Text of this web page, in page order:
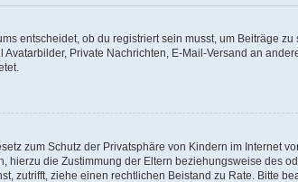
entscheidet, ob du registriert sein musst, um Beiträge
Private Nachrichten, E-Mail-Versand an
zum Schutz der Privatsphäre von Kindern im Internet
die Zustimmung der Eltern beziehungsweise des
zutrifft, ziehe einen rechtlichen Beistand zu Rate. Bitte